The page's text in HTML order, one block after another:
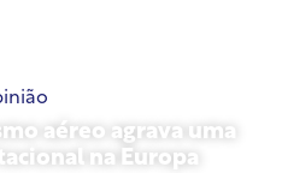
aéreo agrava uma
na Europa